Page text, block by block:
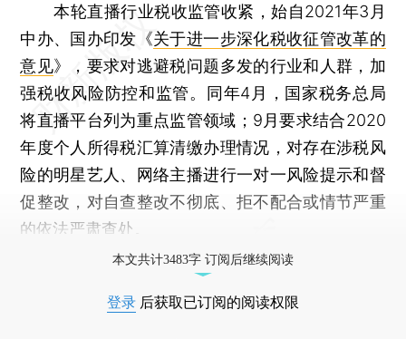
本轮直播行业税收监管收紧，始自2021年3月
中办、国办印发《关于进一步深化税收征管改革的
意见》，要求对逃避税问题多发的行业和人群，加
强税收风险防控和监管。同年4月，国家税务总局
将直播平台列为重点监管领域；9月要求结合2020
年度个人所得税汇算清缴办理情况，对存在涉税风
险的明星艺人、网络主播进行一对一风险提示和督
促整改，对自查整改不彻底、拒不配合或情节严重
的依法严肃查处。
本文共计3483字 订阅后继续阅读
登录 后获取已订阅的阅读权限